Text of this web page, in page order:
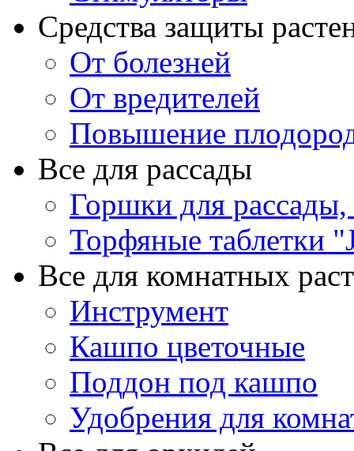
Средства защиты
От болезней
От вредителей
Повышение
Все для рассады
Горшки для рассады,
Торфяные таблетки
Все для комнатных
Инструмент
Кашпо цветочные
Поддон под кашпо
Удобрения для